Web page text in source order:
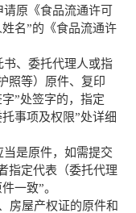
原《食品流通许可
名”的《食品流通许
、委托代理人或指
照等）原件、复印
”处签字的，指定
事项及权限”处详细
是原件，如需提交
指定代表（委托代理
一致”。
房屋产权证的原件和